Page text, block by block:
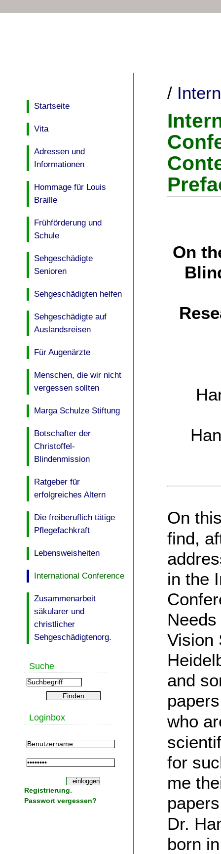
Startseite
Vita
Adressen und
Informationen
Hommage für Louis
Braille
Frühförderung und
Schule
Sehgeschädigte
Senioren
Sehgeschädigten helfen
Sehgeschädigte auf
Auslandsreisen
Für Augenärzte
Menschen, die wir nicht
vergessen sollten
Marga Schulze Stiftung
Botschafter der
Christoffel-
Blindenmission
Ratgeber für
erfolgreiches Altern
Die freiberuflich tätige
Pflegefachkraft
Lebensweisheiten
International Conference
Zusammenarbeit
säkularer und
christlicher
Sehgeschädigtenorg.
Suche
Loginbox
Registrierung.
Passwort vergessen?
/
On
On
find,
in the
Vision
and
who
for
me
Dr.
born